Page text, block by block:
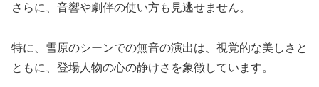
さらに、音響や劇伴の使い方も見逃せません。
特に、雪原のシーンでの無音の演出は、視覚的な美しさと
ともに、登場人物の心の静けさを象徴しています。